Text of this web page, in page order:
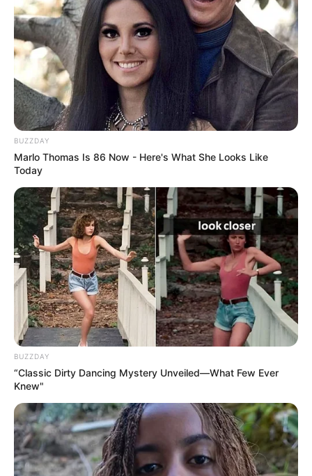
BUZZDAY
Marlo Thomas Is 86 Now - Here's What She Looks Like
Today
BUZZDAY
“Classic Dirty Dancing Mystery Unveiled—What Few Ever
Knew"